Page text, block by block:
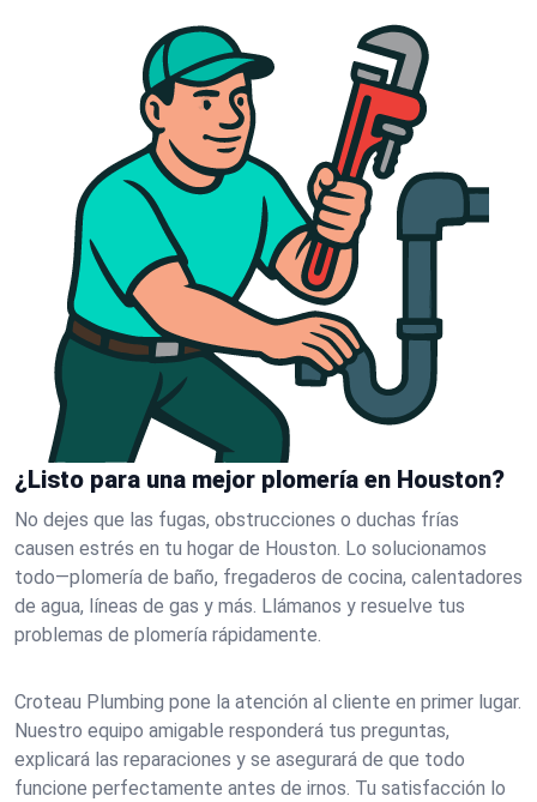
¿Listo para una mejor plomería en Houston?
No dejes que las fugas, obstrucciones o duchas frías
causen estrés en tu hogar de Houston. Lo solucionamos
todo—plomería de baño, fregaderos de cocina, calentadores
de agua, líneas de gas y más. Llámanos y resuelve tus
problemas de plomería rápidamente.
Croteau Plumbing pone la atención al cliente en primer lugar.
Nuestro equipo amigable responderá tus preguntas,
explicará las reparaciones y se asegurará de que todo
funcione perfectamente antes de irnos. Tu satisfacción lo